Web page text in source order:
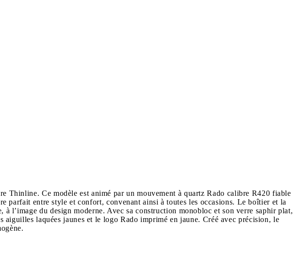
Thinline. Ce modèle est animé par un mouvement à quartz Rado calibre R420 fiable
entre style et confort, convenant ainsi à toutes les occasions. Le boîtier et la
l’image du design moderne. Avec sa construction monobloc et son verre saphir plat,
aiguilles laquées jaunes et le logo Rado imprimé en jaune. Créé avec précision, le